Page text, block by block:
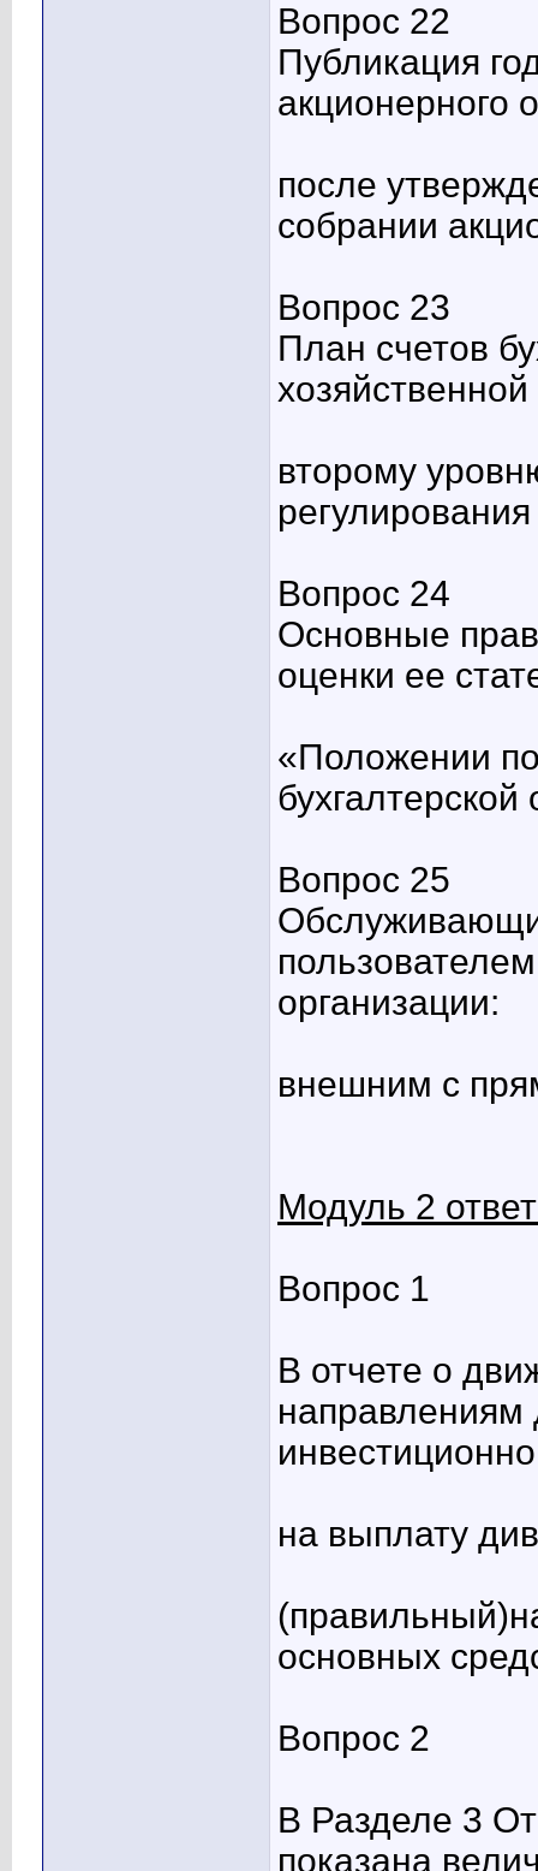
Вопрос 22
Публикация
акционерного
после
собрании
Вопрос 23
План счетов
второму
Вопрос 24
Основные
оценки ее
«Положении по
Вопрос 25
организации:
внешним с
Модуль 2
Вопрос 1
В отчете о
направлениям
на выплату
основных
Вопрос 2
В Разделе 3
показана